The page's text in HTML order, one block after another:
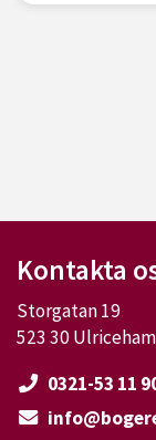
Kontakta
Storgatan 19
523 30
0321-53 11